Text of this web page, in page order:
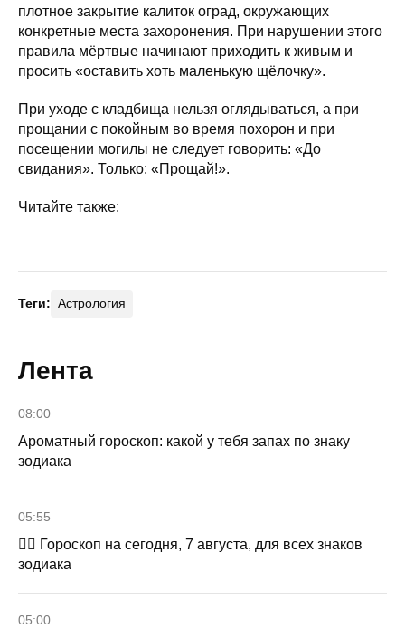
плотное закрытие калиток оград, окружающих
конкретные места захоронения. При нарушении этого
правила мёртвые начинают приходить к живым и
просить «оставить хоть маленькую щёлочку».
При уходе с кладбища нельзя оглядываться, а при
прощании с покойным во время похорон и при
посещении могилы не следует говорить: «До
свидания». Только: «Прощай!».
Читайте также:
Теги: Астрология
Лента
08:00
Ароматный гороскоп: какой у тебя запах по знаку
зодиака
05:55
🧙‍♀ Гороскоп на сегодня, 7 августа, для всех знаков
зодиака
05:00